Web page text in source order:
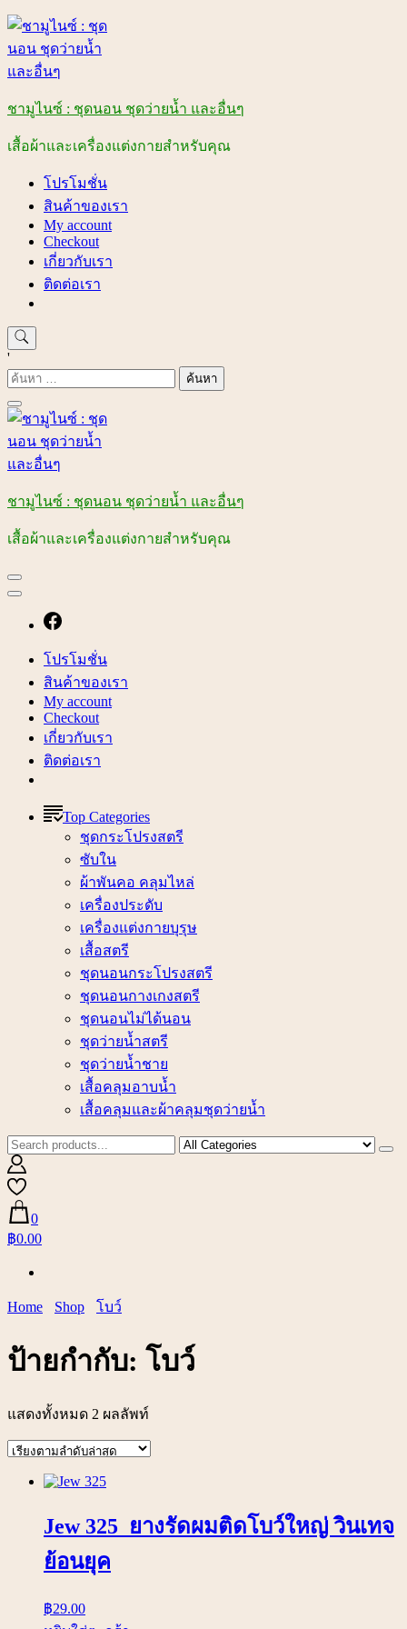
Skip
content
ชามูไนซ์ : ชุดนอน ชุดว่ายน้ำ และอื่นๆ
เสื้อผ้าและเครื่องแต่งกายสำหรับคุณ
โปรโมชั่น
สินค้าของเรา
My account
Checkout
เกี่ยวกับเรา
ติดต่อเรา
'
ค้นหา
สำหรับ:
ชามูไนซ์ : ชุดนอน ชุดว่ายน้ำ และอื่นๆ
เสื้อผ้าและเครื่องแต่งกายสำหรับคุณ
โปรโมชั่น
สินค้าของเรา
My account
Checkout
เกี่ยวกับเรา
ติดต่อเรา
Top Categories
ชุดกระโปรงสตรี
ซับใน
ผ้าพันคอ คลุมไหล่
เครื่องประดับ
เครื่องแต่งกายบุรุษ
เสื้อสตรี
ชุดนอนกระโปรงสตรี
ชุดนอนกางเกงสตรี
ชุดนอนไม่ได้นอน
ชุดว่ายน้ำสตรี
ชุดว่ายน้ำชาย
เสื้อคลุมอาบน้ำ
เสื้อคลุมและผ้าคลุมชุดว่ายน้ำ
0
฿0.00
Home Shop โบว์
ป้ายกำกับ: โบว์
แสดงทั้งหมด 2 ผลลัพท์
Jew 325 ยางรัดผมติดโบว์ใหญ่ วินเทจ
ย้อนยุค
฿29.00